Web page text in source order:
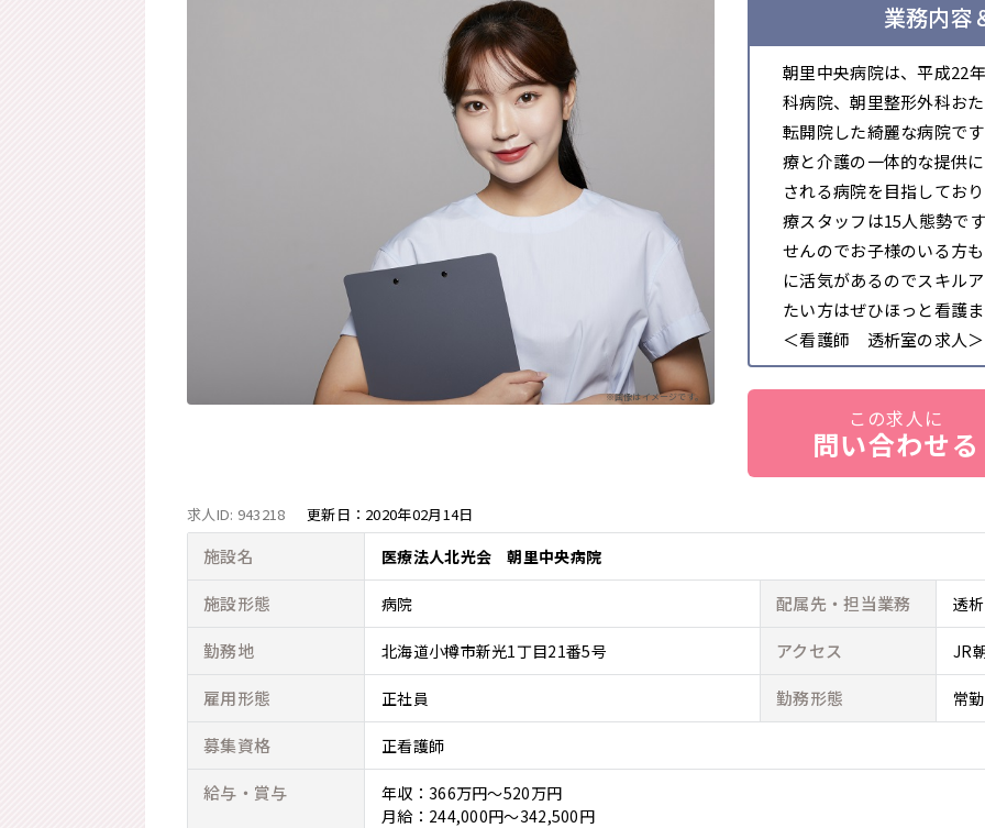
※画像はイメージです。
業務内容
朝里中央病院は、平成22
科病院、朝里整形外科お
転開院した綺麗な病院で
療と介護の一体的な提供
される病院を目指してお
療スタッフは15人態勢で
せんのでお子様のいる方
に活気があるのでスキル
たい方はぜひほっと看護
＜看護師 透析室の求人＞
この求人に
問い合わせる
求人ID: 943218 更新日： 2020年02月14日
施設名 医療法人北光会 朝里中央病院
施設形態 病院 配属先・担当業務 透
勤務地 北海道小樽市新光1丁目21番5号 アクセス JR
雇用形態 正社員 勤務形態 常
募集資格 正看護師
給与・賞与
年収：366万円～520万円
月給：244,000円～342,500円